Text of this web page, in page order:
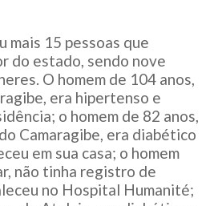
mais 15 pessoas que
do estado, sendo nove
O homem de 104 anos,
era hipertenso e
o homem de 82 anos,
Camaragibe, era diabético
em sua casa; o homem
não tinha registro de
no Hospital Humanité;